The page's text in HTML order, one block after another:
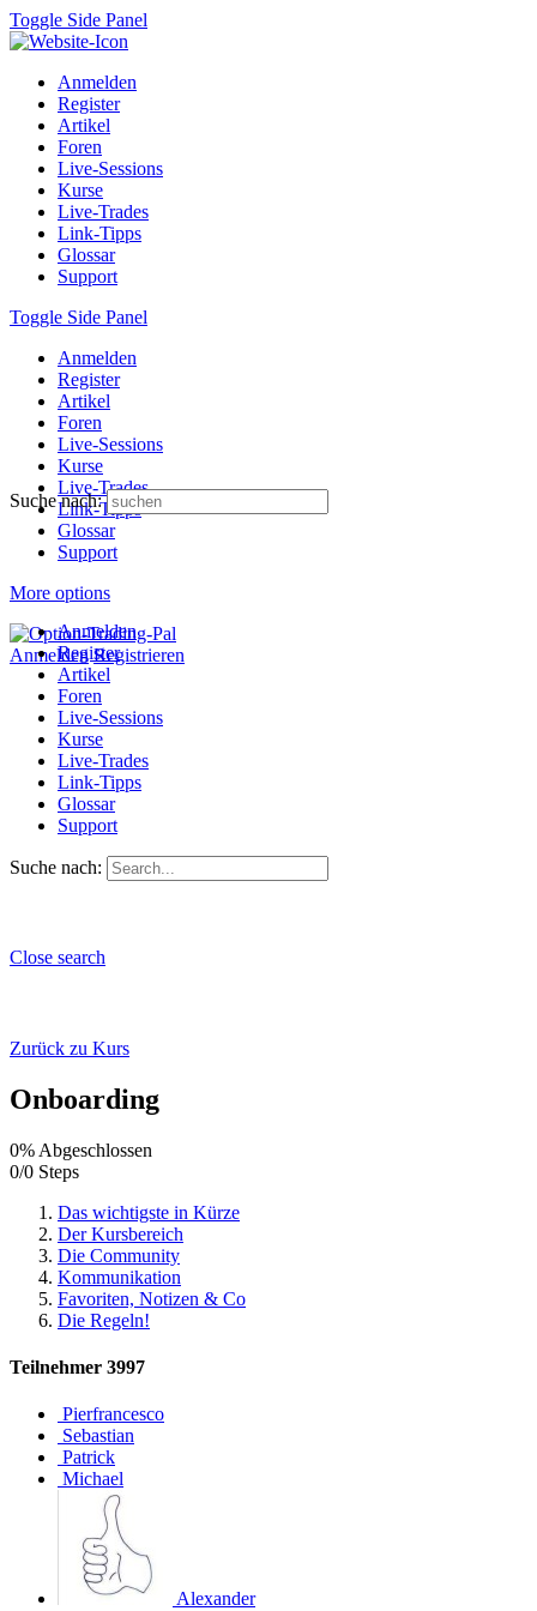
Toggle Side Panel
Anmelden
Register
Artikel
Foren
Live-Sessions
Kurse
Live-Trades
Link-Tipps
Glossar
Support
Toggle Side Panel
Anmelden
Register
Artikel
Foren
Live-Sessions
Kurse
Live-Trades
Link-Tipps
Glossar
Support
More options
Anmelden Registrieren
Suche nach:
Anmelden
Register
Artikel
Foren
Live-Sessions
Kurse
Live-Trades
Link-Tipps
Glossar
Support
Suche nach:
Close search
Zurück zu Kurs
Onboarding
0% Abgeschlossen
0/0 Steps
Das wichtigste in Kürze
Der Kursbereich
Die Community
Kommunikation
Favoriten, Notizen & Co
Die Regeln!
Teilnehmer 3997
Pierfrancesco
Sebastian
Patrick
Michael
Alexander